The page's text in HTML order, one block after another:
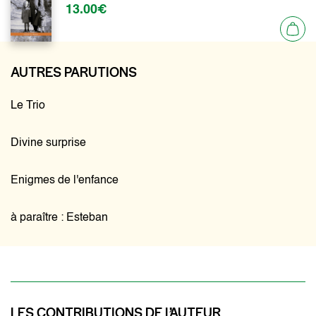
13.00€
AUTRES PARUTIONS
Le Trio
Divine surprise
Enigmes de l'enfance
à paraître : Esteban